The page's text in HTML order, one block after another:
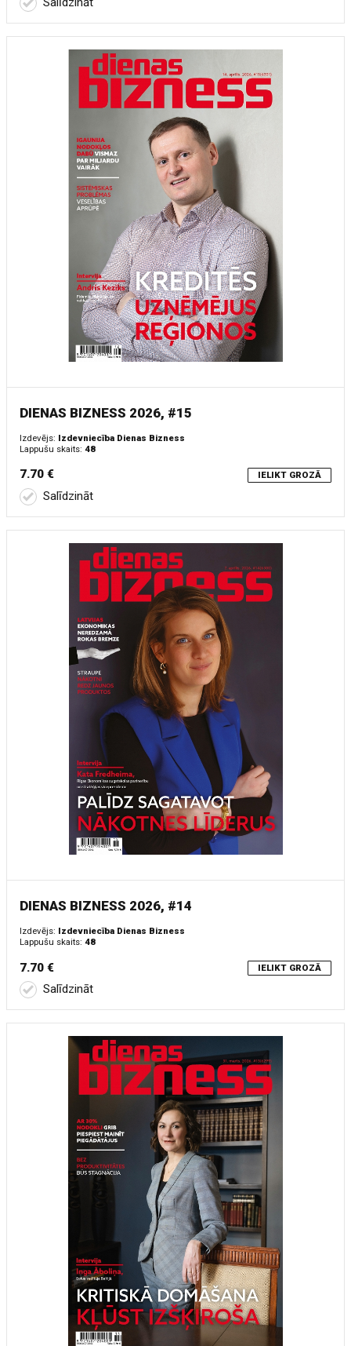
DIENAS BIZNESS 2026, #15
Izdevējs: Izdevniecība Dienas Bizness
Lappušu skaits: 48
7.70 € IELIKT GROZĀ
Salīdzināt
DIENAS BIZNESS 2026, #14
Izdevējs: Izdevniecība Dienas Bizness
Lappušu skaits: 48
7.70 € IELIKT GROZĀ
Salīdzināt